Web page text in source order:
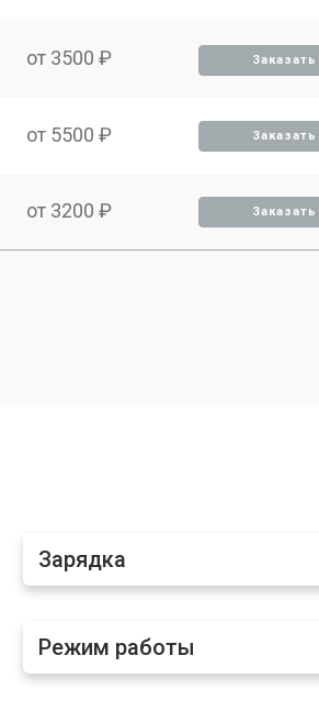
от 3500 ₽ Заказать
от 5500 ₽ Заказать
от 3200 ₽ Заказать
от 4500 ₽ Заказать
Зарядка
Режим работы